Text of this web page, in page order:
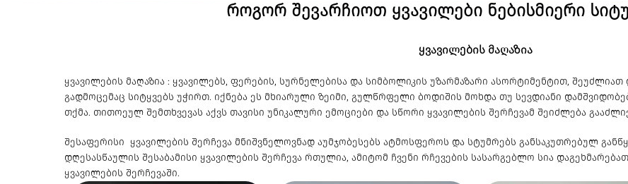
როგორშევარჩიოთ ყვავილები ნებისმიერი
ყვავილების მაღაზია
ყვავილების მაღაზია : ყვავილებს, ფერების, სურნელებისა და სიმბოლიკის უზარმაზარი ასორტიმენტით,
გადმოცემაც სიტყვებს უჭირთ. იქნება ეს მხიარული ზეიმი, გულწრფელი ბოდიშის მოხდა თუ სევდიანი
თქმა. თითოეულ შემთხვევას აქვს თავისი უნიკალური ემოციები და სწორი ყვავილების შერჩევამ შეიძლება
შესაფერისი ყვავილების შერჩევა მნიშვნელოვნად აუმჯობესებს ატმოსფეროს და სტუმრებს განსაკუთრებულ
დღესასწაულის შესაბამისი ყვავილების შერჩევა რთულია, ამიტომ ჩვენი რჩევების სასარგებლო სია
ყვავილების შერჩევაში.